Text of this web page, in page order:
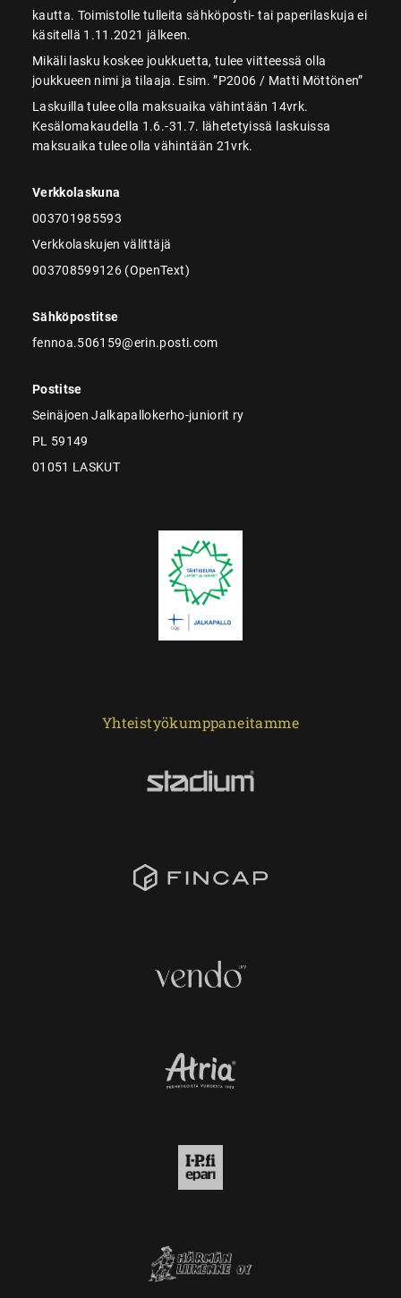
kautta. Toimistolle tulleita sähköposti- tai paperilaskuja ei
käsitellä 1.11.2021 jälkeen.
Mikäli lasku koskee joukkuetta, tulee viitteessä olla
joukkueen nimi ja tilaaja. Esim. ”P2006 / Matti Möttönen”
Laskuilla tulee olla maksuaika vähintään 14vrk.
Kesälomakaudella 1.6.-31.7. lähetetyissä laskuissa
maksuaika tulee olla vähintään 21vrk.
Verkkolaskuna
003701985593
Verkkolaskujen välittäjä
003708599126 (OpenText)
Sähköpostitse
fennoa.506159@erin.posti.com
Postitse
Seinäjoen Jalkapallokerho-juniorit ry
PL 59149
01051 LASKUT
Yhteistyökumppaneitamme